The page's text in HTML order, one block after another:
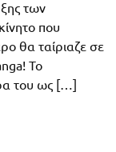
των
που
θα ταίριαζε σε
To
του ως […]